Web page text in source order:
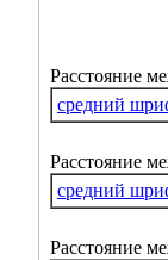
Расстояние
средний
Расстояние
средний
Расстояние